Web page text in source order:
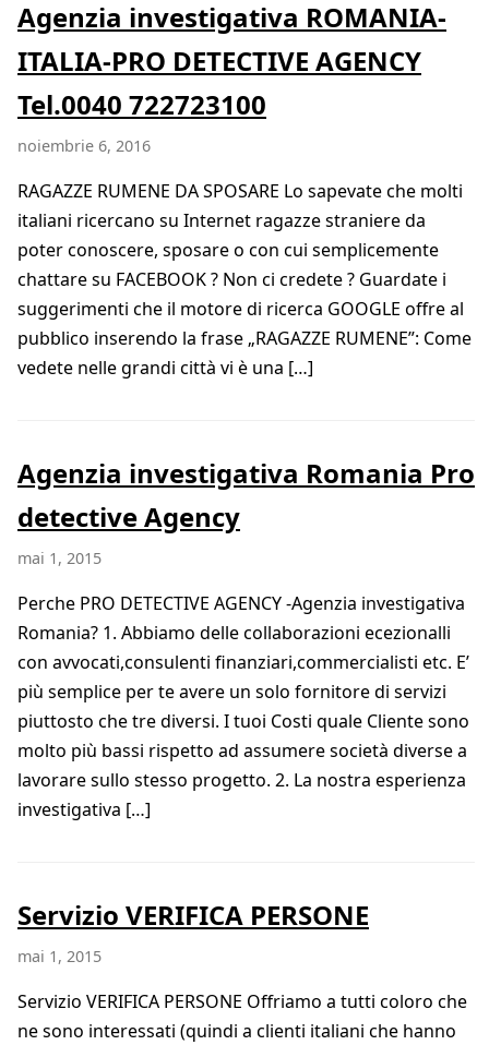
Agenzia investigativa ROMANIA-
ITALIA-PRO DETECTIVE AGENCY
Tel.0040 722723100
noiembrie 6, 2016
RAGAZZE RUMENE DA SPOSARE Lo sapevate che molti
italiani ricercano su Internet ragazze straniere da
poter conoscere, sposare o con cui semplicemente
chattare su FACEBOOK ? Non ci credete ? Guardate i
suggerimenti che il motore di ricerca GOOGLE offre al
pubblico inserendo la frase „RAGAZZE RUMENE”: Come
vedete nelle grandi città vi è una […]
Agenzia investigativa Romania Pro
detective Agency
mai 1, 2015
Perche PRO DETECTIVE AGENCY -Agenzia investigativa
Romania? 1. Abbiamo delle collaborazioni ecezionalli
con avvocati,consulenti finanziari,commercialisti etc. E’
più semplice per te avere un solo fornitore di servizi
piuttosto che tre diversi. I tuoi Costi quale Cliente sono
molto più bassi rispetto ad assumere società diverse a
lavorare sullo stesso progetto. 2. La nostra esperienza
investigativa […]
Servizio VERIFICA PERSONE
mai 1, 2015
Servizio VERIFICA PERSONE Offriamo a tutti coloro che
ne sono interessati (quindi a clienti italiani che hanno